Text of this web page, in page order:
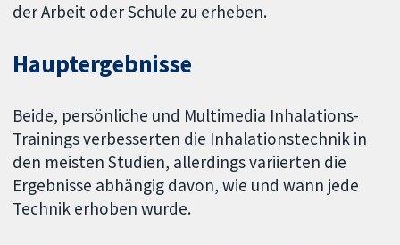
der Arbeit oder Schule zu erheben.
Hauptergebnisse
Beide, persönliche und Multimedia Inhalations-
Trainings verbesserten die Inhalationstechnik in
den meisten Studien, allerdings variierten die
Ergebnisse abhängig davon, wie und wann jede
Technik erhoben wurde.